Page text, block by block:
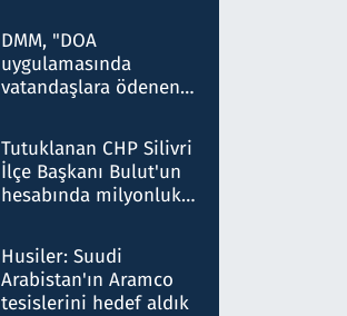
DMM, "DOA
uygulamasında
vatandaşlara ödenen
düşürüldüğü" iddiasını
yalanladı
Tutuklanan CHP Silivri
İlçe Başkanı Bulut'un
hesabında milyonluk
talimat verdi, ben
gönderdim
Husiler: Suudi
Arabistan'ın Aramco
tesislerini hedef aldık